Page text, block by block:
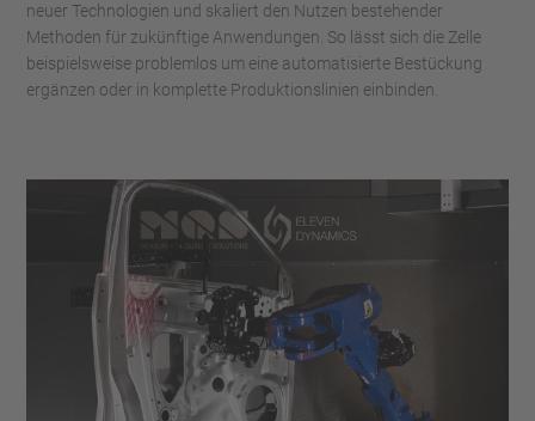
neuer Technologien und skaliert den Nutzen bestehender
Methoden für zukünftige Anwendungen. So lässt sich die Zelle
beispielsweise problemlos um eine automatisierte Bestückung
ergänzen oder in komplette Produktionslinien einbinden.